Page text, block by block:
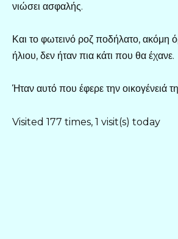
νιώσει ασφαλής.
Και το φωτεινό ροζ ποδήλατο, ακόμη
ήλιου, δεν ήταν πια κάτι που θα έχανε.
Ήταν αυτό που έφερε την οικογένειά
Visited 177 times, 1 visit(s) today